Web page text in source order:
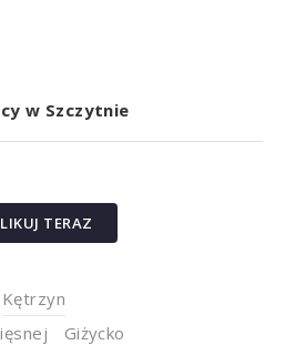
w Szczytnie
TERAZ
Kętrzyn
Giżycko